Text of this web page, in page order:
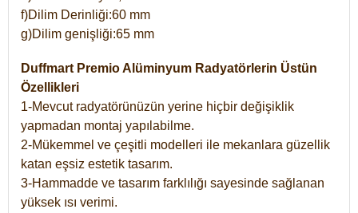
f)Dilim Derinliği:60 mm
g)Dilim genişliği:65 mm
Duffmart Premio Alüminyum Radyatörlerin Üstün
Özellikleri
1-Mevcut radyatörünüzün yerine hiçbir değişiklik
yapmadan montaj yapılabilme.
2-Mükemmel ve çeşitli modelleri ile mekanlara güzellik
katan eşsiz estetik tasarım.
3-Hammadde ve tasarım farklılığı sayesinde sağlanan
yüksek ısı verimi.